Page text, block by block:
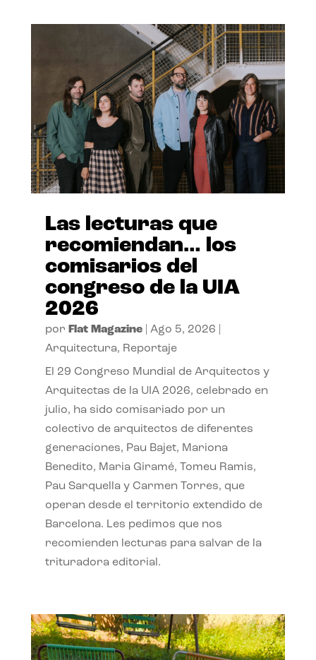
Las lecturas que
recomiendan… los
comisarios del
congreso de la UIA
2026
por Flat Magazine| Ago 5, 2026
Arquitectura, Reportaje
El 29 Congreso Mundial de Arquitectos y
Arquitectas de la UIA 2026, celebrado en
julio, ha sido comisariado por un
colectivo de arquitectos de diferentes
generaciones, Pau Bajet, Mariona
Benedito, Maria Giramé, Tomeu Ramis,
Pau Sarquella y Carmen Torres, que
operan desde el territorio extendido de
Barcelona. Les pedimos que nos
recomienden lecturas para salvar de la
trituradora editorial.